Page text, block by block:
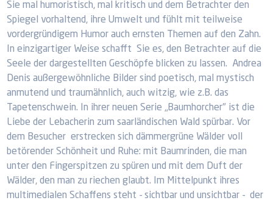
Sie mal humoristisch, mal kritisch und dem Betrachter den
Spiegel vorhaltend, ihre Umwelt und fühlt mit teilweise
vordergründigem Humor auch ernsten Themen auf den Zahn.
In einzigartiger Weise schafft Sie es, den Betrachter auf die
Seele der dargestellten Geschöpfe blicken zu lassen. Andrea
Denis außergewöhnliche Bilder sind poetisch, mal mystisch
anmutend und traumähnlich, auch witzig, wie z.B. das
Tapetenschwein. In ihrer neuen Serie „Baumhorcher" ist die
Liebe der Lebacherin zum saarländischen Wald spürbar. Vor
dem Besucher erstrecken sich dämmergrüne Wälder voll
betörender Schönheit und Ruhe: mit Baumrinden, die man
unter den Fingerspitzen zu spüren und mit dem Duft der
Wälder, den man zu riechen glaubt. Im Mittelpunkt ihres
multimedialen Schaffens steht - sichtbar und unsichtbar - der